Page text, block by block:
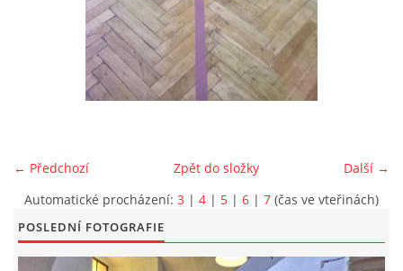
KE STAŽENÍ - PRAVĚK
PÍŠÍ O PRAVĚKU
FOTOALBUM
KONTAKT
← Předchozí Další →
Zpět do složky
Automatické procházení: 3 | 4 | 5 | 6 | 7 (čas ve vteřinách)
POSLEDNÍ FOTOGRAFIE